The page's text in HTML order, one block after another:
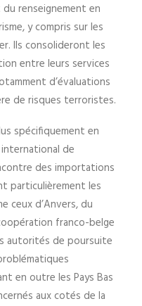
renseignement en
y compris sur les
Ils consolideront les
entre leurs services
d’évaluations
de risques terroristes.
spécifiquement en
de
des importations
particulièrement les
ceux d’Anvers, du
franco-belge
autorités de poursuite
en outre les Pays Bas
aux cotés de la